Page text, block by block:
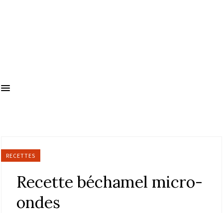
RECETTES
Recette béchamel micro-
ondes